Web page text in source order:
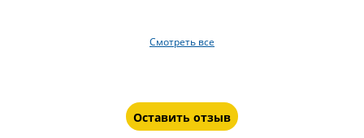
Смотреть все
Оставить отзыв